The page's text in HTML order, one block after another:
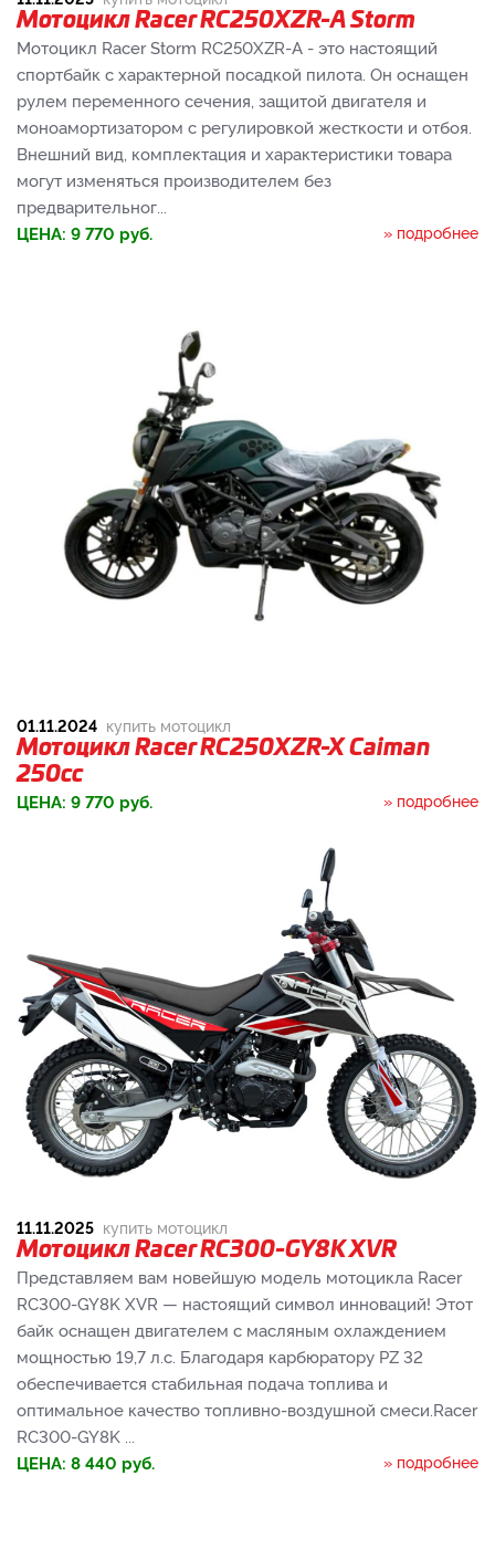
Мотоцикл Racer RC250XZR-A Storm
Мотоцикл Racer Storm RC250XZR-A - это настоящий
спортбайк с характерной посадкой пилота. Он оснащен
рулем переменного сечения, защитой двигателя и
моноамортизатором с регулировкой жесткости и отбоя.
Внешний вид, комплектация и характеристики товара
могут изменяться производителем без
предварительног...
ЦЕНА: 9 770 руб. » подробнее
01.11.2024 купить мотоцикл
Мотоцикл Racer RC250XZR-X Caiman
250cc
ЦЕНА: 9 770 руб. » подробнее
11.11.2025 купить мотоцикл
Мотоцикл Racer RC300-GY8K XVR
Представляем вам новейшую модель мотоцикла Racer
RC300-GY8K XVR — настоящий символ инноваций! Этот
байк оснащен двигателем с масляным охлаждением
мощностью 19,7 л.с. Благодаря карбюратору PZ 32
обеспечивается стабильная подача топлива и
оптимальное качество топливно-воздушной смеси.Racer
RC300-GY8K ...
ЦЕНА: 8 440 руб. » подробнее